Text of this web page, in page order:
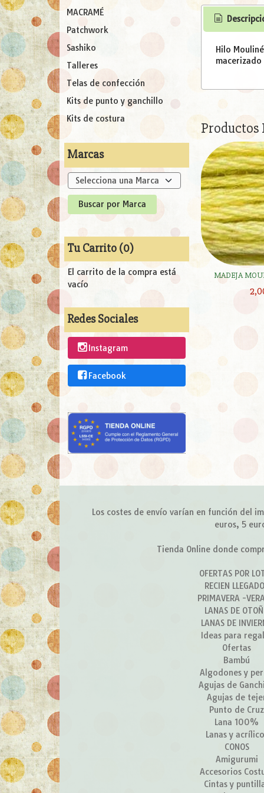
MACRAMÉ
Patchwork
Sashiko
Talleres
Telas de confección
Kits de punto y ganchillo
Kits de costura
Marcas
Tu Carrito (0)
El carrito de la compra está
vacío
Redes Sociales
Instagram
Facebook
Hilo
Productos
MADEJA
Los costes de envío varían en función del
euros, 5
Tienda Online donde
OFERTAS POR
RECIEN
PRIMAVERA -
LANAS DE
LANAS DE
Ideas para
Ofertas
Bambú
Algodones y
Agujas de
Agujas de
Punto de Cruz
Lana 100%
Lanas y
CONOS
Amigurumi
Accesorios
Cintas y